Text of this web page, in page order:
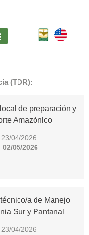
(TDR):
de preparación y
Amazónico
04/2026
02/05/2026
a de Manejo
Sur y Pantanal
04/2026